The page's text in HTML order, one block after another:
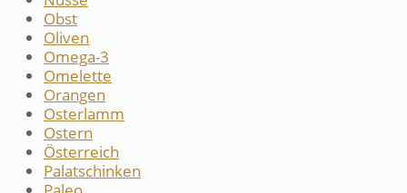
Obst
Oliven
Omega-3
Omelette
Orangen
Osterlamm
Ostern
Österreich
Palatschinken